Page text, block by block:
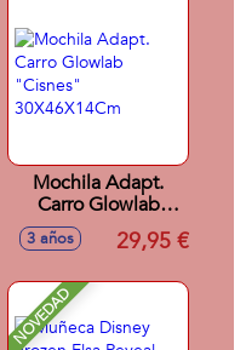
Mochila Adapt.
Carro Glowlab
"Cisnes"
30X46X14Cm
3 años 29,95 €
NOVEDAD